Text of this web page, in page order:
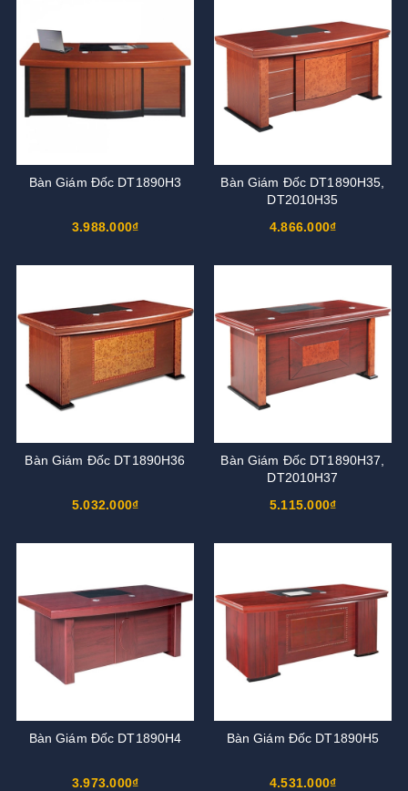
Bàn Giám Đốc DT1890H3
3.988.000₫
Bàn Giám Đốc DT1890H35,
DT2010H35
4.866.000₫
Bàn Giám Đốc DT1890H36
5.032.000₫
Bàn Giám Đốc DT1890H37,
DT2010H37
5.115.000₫
Bàn Giám Đốc DT1890H4
3.973.000₫
Bàn Giám Đốc DT1890H5
4.531.000₫